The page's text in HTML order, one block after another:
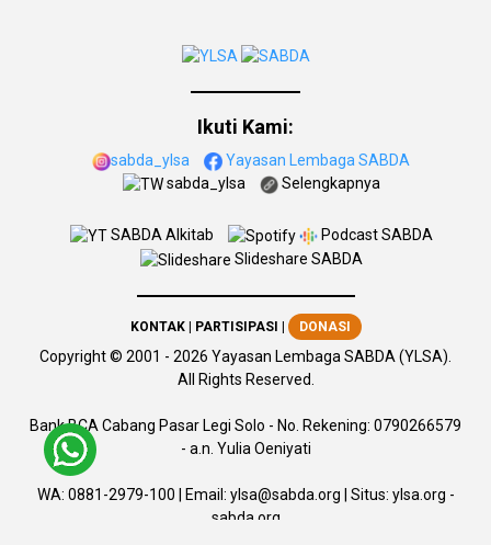
Ikuti Kami:
sabda_ylsa
Yayasan Lembaga SABDA
sabda_ylsa
Selengkapnya
SABDA Alkitab
Podcast SABDA
Slideshare SABDA
KONTAK| PARTISIPASI | DONASI
Copyright© 2001 - 2026 Yayasan Lembaga SABDA (YLSA).
All Rights Reserved.
Bank BCA Cabang Pasar Legi Solo - No. Rekening: 0790266579
- a.n. Yulia Oeniyati
WA: 0881-2979-100 | Email: ylsa@sabda.org | Situs: ylsa.org -
sabda.org